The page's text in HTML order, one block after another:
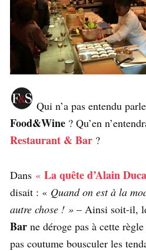
Qui n’a pas entendu
Food&Wine ? Qu’en
Restaurant & Bar ?
Dans « La quête d’Alain
disait : « Quand on est à la
autre chose ! » – Ainsi soit-il,
Bar ne déroge pas à cette
pas coutume bousculer les